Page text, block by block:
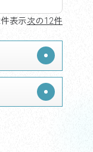
表示次の12件